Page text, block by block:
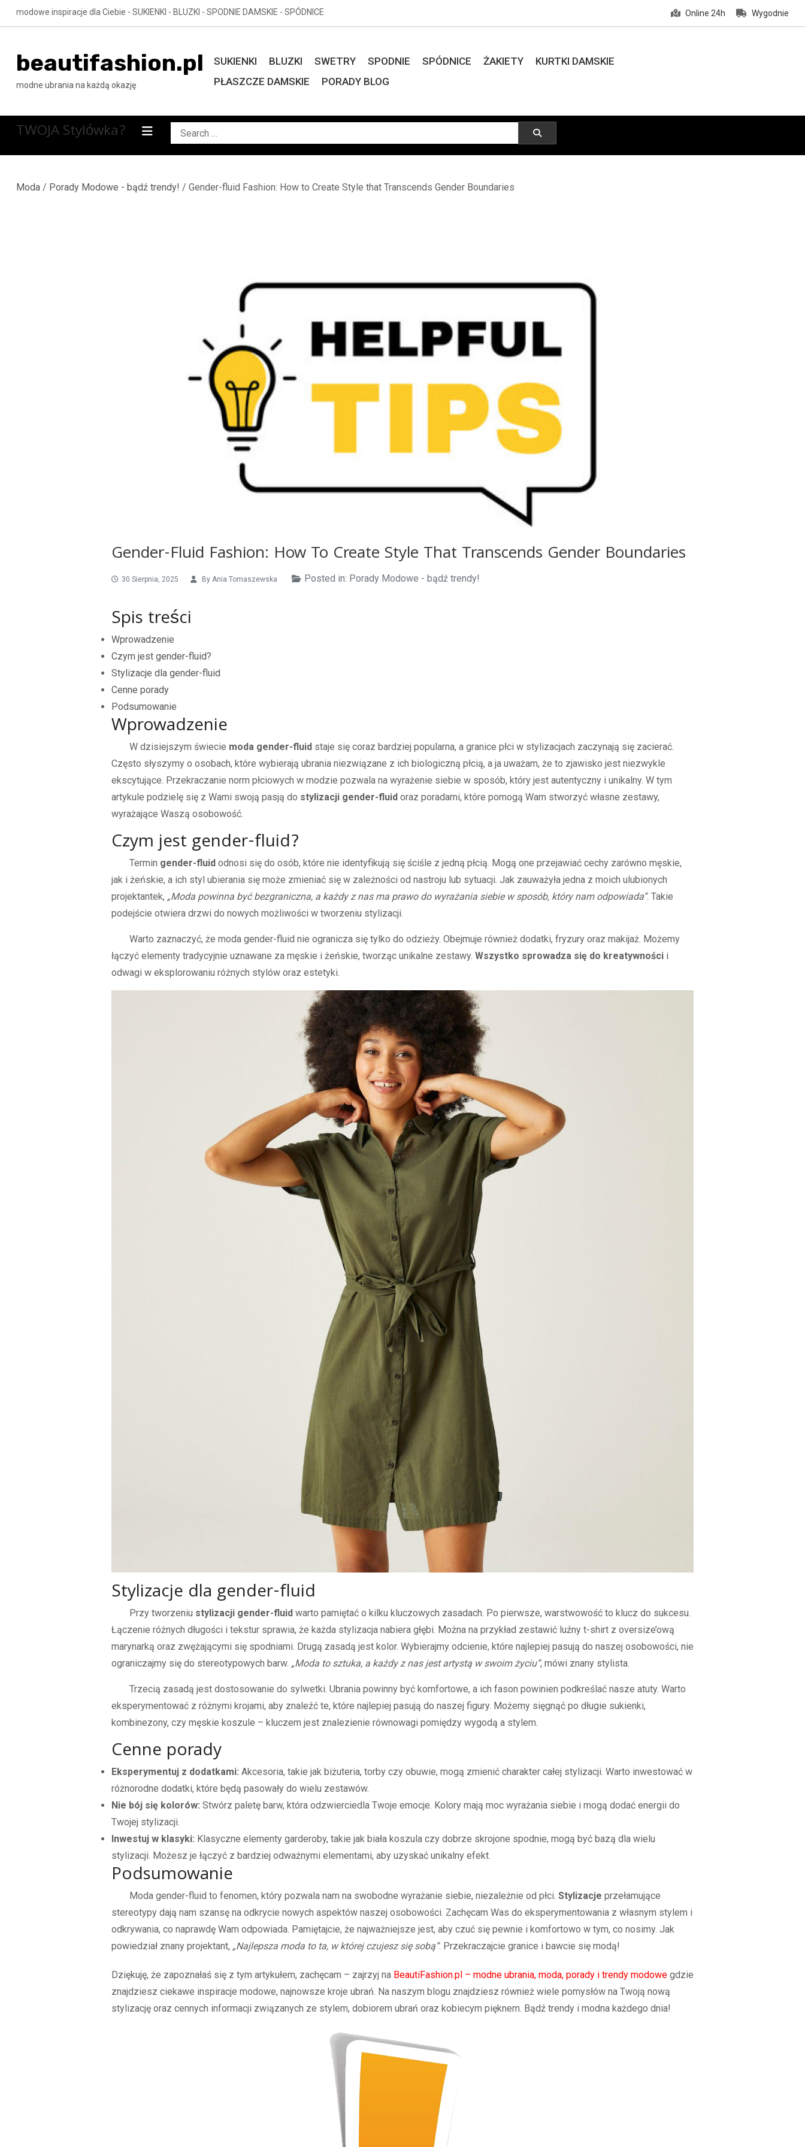
Skip
to
modowe inspiracje dla Ciebie - SUKIENKI - BLUZKI - SPODNIE DAMSKIE - SPÓDNICE Online 24h Wygodnie
beautifashion.pl
modne ubrania na każdą okazję
SUKIENKI BLUZKI SWETRY SPODNIE SPÓDNICE ŻAKIETY
KURTKI DAMSKIE
PŁASZCZE DAMSKIE
PORADY BLOG
TWOJA Stylówka?
Search
for:
Moda/ Porady Modowe - bądź trendy! / Gender-fluid Fashion: How to Create Style that Transcends Gender Boundaries
Gender-Fluid Fashion: How To Create Style That Transcends Gender Boundaries
30 Sierpnia, 2025 By Ania Tomaszewska Posted in: Porady Modowe - bądź trendy!
Spis treści
Wprowadzenie
Czym jest gender-fluid?
Stylizacje dla gender-fluid
Cenne porady
Podsumowanie
Wprowadzenie
W dzisiejszym świecie moda gender-fluidstaje się coraz bardziej popularna, a granice płci w stylizacjach zaczynają się zacierać.
Często słyszymy o osobach, które wybierają ubrania niezwiązane z ich biologiczną płcią, a ja uważam, że to zjawisko jest niezwykle
ekscytujące. Przekraczanie norm płciowych w modzie pozwala na wyrażenie siebie w sposób, który jest autentyczny i unikalny. W tym
artykule podzielę się z Wami swoją pasją do stylizacji gender-fluidoraz poradami, które pomogą Wam stworzyć własne zestawy,
wyrażające Waszą osobowość.
Czym jest gender-fluid?
Termin gender-fluidodnosi się do osób, które nie identyfikują się ściśle z jedną płcią. Mogą one przejawiać cechy zarówno męskie,
jak i żeńskie, a ich styl ubierania się może zmieniać się w zależności od nastroju lub sytuacji. Jak zauważyła jedna z moich ulubionych
projektantek, „Moda powinna być bezgraniczna, a każdy z nas ma prawo do wyrażania siebie w sposób, który nam odpowiada”. Takie
podejście otwiera drzwi do nowych możliwości w tworzeniu stylizacji.
Warto zaznaczyć, że moda gender-fluid nie ogranicza się tylko do odzieży. Obejmuje również dodatki, fryzury oraz makijaż. Możemy
łączyć elementy tradycyjnie uznawane za męskie i żeńskie, tworząc unikalne zestawy. Wszystko sprowadza się do kreatywnościi
odwagi w eksplorowaniu różnych stylów oraz estetyki.
Stylizacje dla gender-fluid
Przy tworzeniu stylizacji gender-fluid warto pamiętać o kilku kluczowych zasadach. Po pierwsze, warstwowość to klucz do sukcesu.
Łączenie różnych długości i tekstur sprawia, że każda stylizacja nabiera głębi. Można na przykład zestawić luźny t-shirt z oversize’ową
marynarką oraz zwężającymi się spodniami. Drugą zasadą jest kolor. Wybierajmy odcienie, które najlepiej pasują do naszej osobowości, nie
ograniczajmy się do stereotypowych barw. „Moda to sztuka, a każdy z nas jest artystą w swoim życiu”, mówi znany stylista.
Trzecią zasadą jest dostosowanie do sylwetki. Ubrania powinny być komfortowe, a ich fason powinien podkreślać nasze atuty. Warto
eksperymentować z różnymi krojami, aby znaleźć te, które najlepiej pasują do naszej figury. Możemy sięgnąć po długie sukienki,
kombinezony, czy męskie koszule – kluczem jest znalezienie równowagi pomiędzy wygodą a stylem.
Cenne porady
Eksperymentuj z dodatkami: Akcesoria, takie jak biżuteria, torby czy obuwie, mogą zmienić charakter całej stylizacji. Warto inwestować w
różnorodne dodatki, które będą pasowały do wielu zestawów.
Nie bój się kolorów: Stwórz paletę barw, która odzwierciedla Twoje emocje. Kolory mają moc wyrażania siebie i mogą dodać energii do
Twojej stylizacji.
Inwestuj w klasyki: Klasyczne elementy garderoby, takie jak biała koszula czy dobrze skrojone spodnie, mogą być bazą dla wielu
stylizacji. Możesz je łączyć z bardziej odważnymi elementami, aby uzyskać unikalny efekt.
Podsumowanie
Moda gender-fluid to fenomen, który pozwala nam na swobodne wyrażanie siebie, niezależnie od płci. Stylizacje przełamujące
stereotypy dają nam szansę na odkrycie nowych aspektów naszej osobowości. Zachęcam Was do eksperymentowania z własnym stylem i
odkrywania, co naprawdę Wam odpowiada. Pamiętajcie, że najważniejsze jest, aby czuć się pewnie i komfortowo w tym, co nosimy. Jak
powiedział znany projektant, „Najlepsza moda to ta, w której czujesz się sobą”. Przekraczajcie granice i bawcie się modą!
Dziękuję, że zapoznałaś się z tym artykułem, zachęcam – zajrzyj na BeautiFashion.pl – modne ubrania, moda, porady i trendy modowegdzie
znajdziesz ciekawe inspiracje modowe, najnowsze kroje ubrań. Na naszym blogu znajdziesz również wiele pomysłów na Twoją nową
stylizację oraz cennych informacji związanych ze stylem, dobiorem ubrań oraz kobiecym pięknem. Bądź trendy i modna każdego dnia!